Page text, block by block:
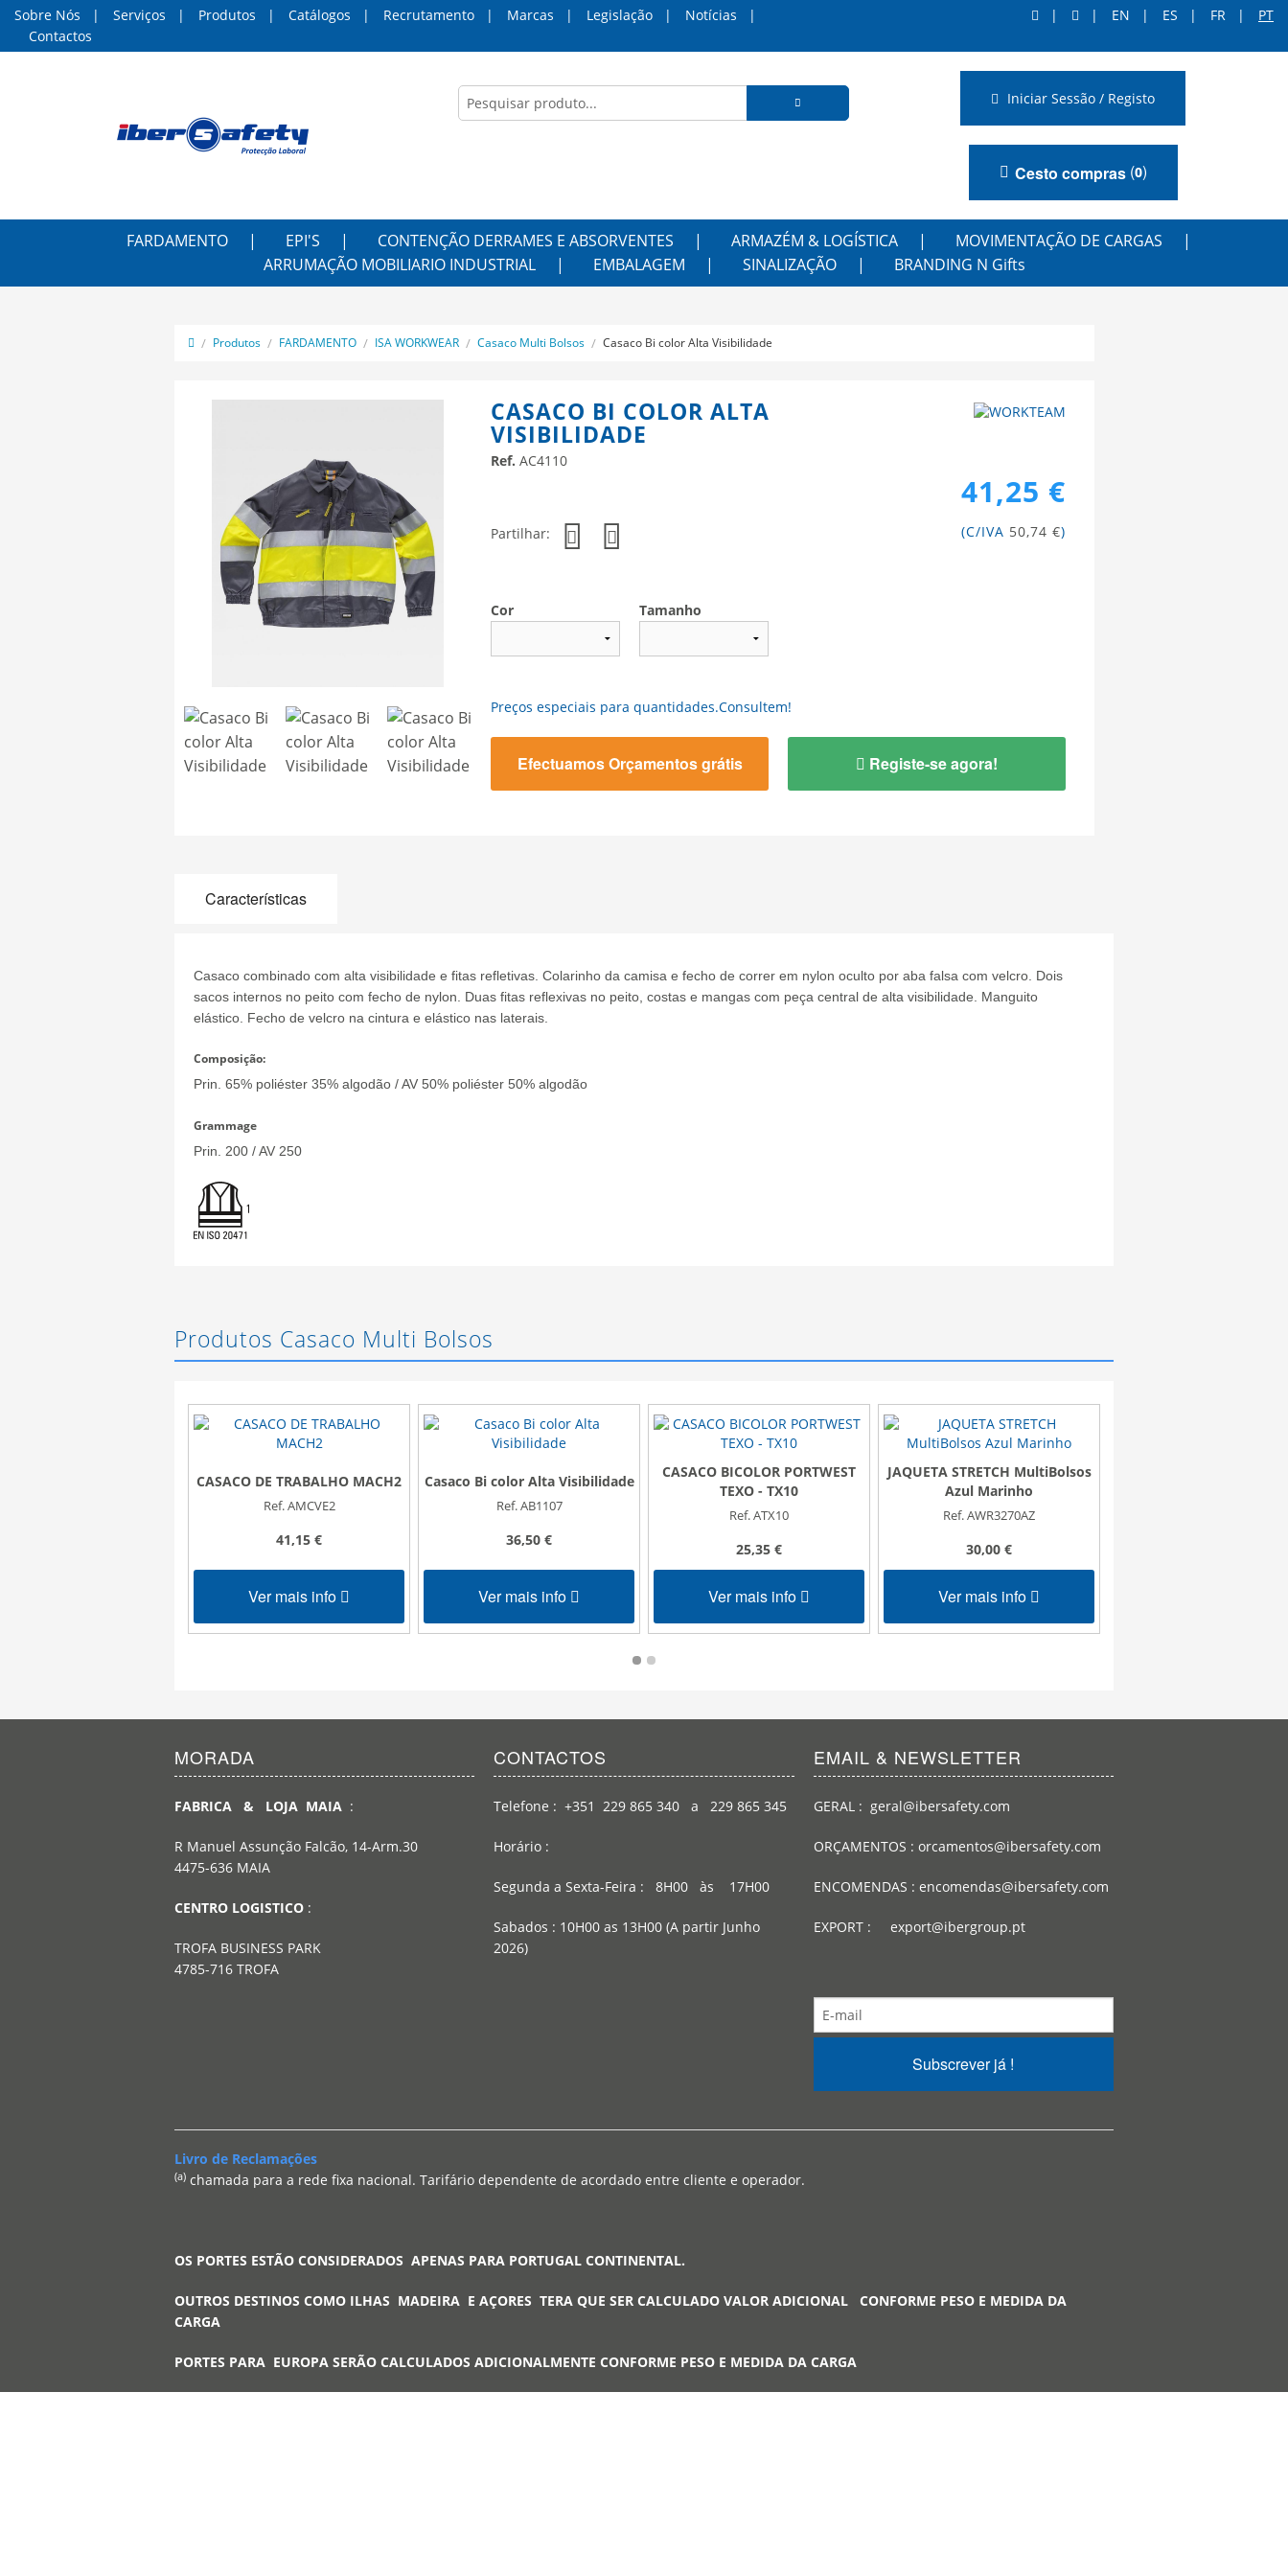
Sobre Nós Serviços Produtos Catálogos Recrutamento Marcas Legislação
Notícias
Contactos
EN ES FR PT
Iniciar Sessão / Registo
Cesto compras(0)
FARDAMENTO EPI'S CONTENÇÃO DERRAMES E ABSORVENTES ARMAZÉM & LOGÍSTICA
MOVIMENTAÇÃO DE CARGAS
ARRUMAÇÃO MOBILIARIO INDUSTRIAL
EMBALAGEM SINALIZAÇÃO BRANDING N Gifts
Produtos FARDAMENTO ISA WORKWEAR Casaco Multi Bolsos Casaco Bi color Alta Visibilidade
CASACO BI COLOR ALTA
VISIBILIDADE
Ref. AC4110
41,25 €
(C/IVA 50,74 €)
Partilhar:
Cor Tamanho
Preços especiais para quantidades.Consultem!
Efectuamos Orçamentos grátis Registe-se agora!
Características
Casaco combinado com alta visibilidade e fitas refletivas. Colarinho da camisa e fecho de correr em nylon oculto por aba falsa com velcro. Dois
sacos internos no peito com fecho de nylon. Duas fitas reflexivas no peito, costas e mangas com peça central de alta visibilidade. Manguito
elástico. Fecho de velcro na cintura e elástico nas laterais.
Composição:
Prin. 65% poliéster 35% algodão / AV 50% poliéster 50% algodão
Grammage
Prin. 200 / AV 250
Produtos Casaco Multi Bolsos
CASACO DE TRABALHO MACH2
Ref. AMCVE2
41,15 €
Ver mais info
Casaco Bi color Alta Visibilidade
Ref. AB1107
36,50 €
Ver mais info
CASACO BICOLOR PORTWEST
TEXO - TX10
Ref. ATX10
25,35 €
Ver mais info
JAQUETA STRETCH MultiBolsos
Azul Marinho
Ref. AWR3270AZ
30,00 €
Ver mais info
MORADA
FABRICA & LOJA MAIA :
R Manuel Assunção Falcão, 14-Arm.30
4475-636 MAIA
CENTRO LOGISTICO :
TROFA BUSINESS PARK
4785-716 TROFA
CONTACTOS
Telefone : +351 229 865 340 a 229 865 345
Horário :
Segunda a Sexta-Feira : 8H00 às 17H00
Sabados : 10H00 as 13H00 (A partir Junho
2026)
EMAIL & NEWSLETTER
GERAL : geral@ibersafety.com
ORÇAMENTOS : orcamentos@ibersafety.com
ENCOMENDAS : encomendas@ibersafety.com
EXPORT : export@ibergroup.pt
Subscrever já !
Livro de Reclamações
(a) chamada para a rede fixa nacional. Tarifário dependente de acordado entre cliente e operador.
OS PORTES ESTÃO CONSIDERADOS APENAS PARA PORTUGAL CONTINENTAL.
OUTROS DESTINOS COMO ILHAS MADEIRA E AÇORES TERA QUE SER CALCULADO VALOR ADICIONAL CONFORME PESO E MEDIDA DA
CARGA
PORTES PARA EUROPA SERÃO CALCULADOS ADICIONALMENTE CONFORME PESO E MEDIDA DA CARGA